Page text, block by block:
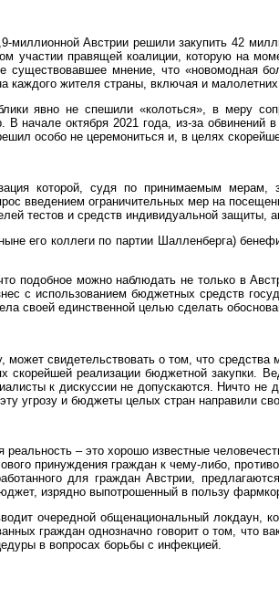
миллионной Австрии решили закупить 42
участии правящей коалиции, которую на
существовавшее мнение, что «новомодная
каждого жителя страны, включая и малолетних
явно не спешили «колоться», в меру
В начале октября 2021 года, из-за
особо не церемониться и, в целях
которой, судя по принимаемым мерам,
введением ограничительных мер на
тестов и средств индивидуальной защиты,
его коллеги по партии Шалленберга)
подобное можно наблюдать не только в
с использованием бюджетных средств
своей единственной целью сделать
может свидетельствовать о том, что
скорейшей реализации бюджетной закупки.
к дискуссии не допускаются. Ничто
угрозу и бюджеты целых стран направили
реальность – это хорошо известные
принуждения граждан к чему-либо,
для граждан Австрии,
изрядно выпотрошенный в пользу
очередной общенациональный локдаун,
граждан однозначно говорит о том, что
в вопросах борьбы с инфекцией.